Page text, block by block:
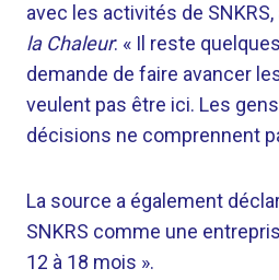
avec les activités de SNKRS,
la Chaleur: « Il reste
demande de faire avancer
veulent pas être ici. Les
décisions ne comprennent
La source a également
SNKRS comme une
12 à 18 mois ».